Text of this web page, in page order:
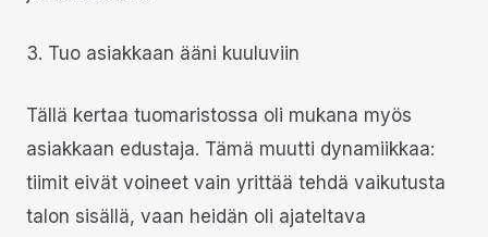
3. Tuo asiakkaan ääni kuuluviin
Tällä kertaa tuomaristossa oli mukana myös
asiakkaan edustaja. Tämä muutti dynamiikkaa:
tiimit eivät voineet vain yrittää tehdä vaikutusta
talon sisällä, vaan heidän oli ajateltava